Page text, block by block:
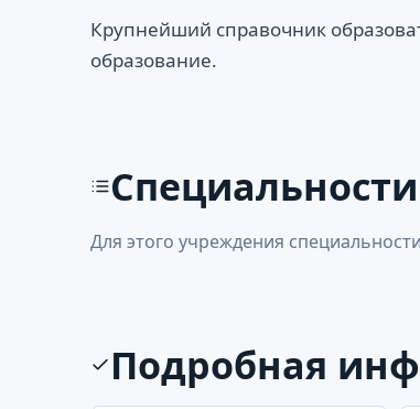
Крупнейший справочник
образование.
Для этого учреждения
Подробная